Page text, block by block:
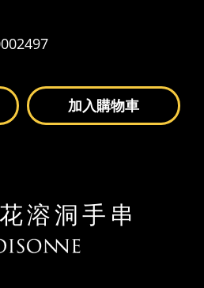
加入購物車
溶洞手串